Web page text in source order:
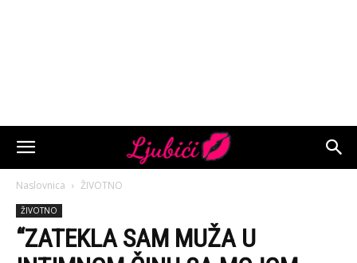
Naslovnica ŽIVOTNO
ŽIVOTNO
“ZATEKLA SAM MUŽA U